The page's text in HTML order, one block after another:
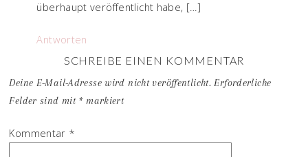
überhaupt veröffentlicht habe, […]
Antworten
SCHREIBE EINEN KOMMENTAR
Deine E-Mail-Adresse wird nicht veröffentlicht. Erforderliche
Felder sind mit *markiert
Kommentar *